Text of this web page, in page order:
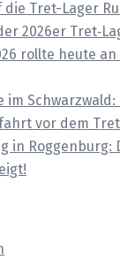
die Tret-Lager
2026er
rollte heute
im Schwarzwald:
vor dem
in Roggenburg: